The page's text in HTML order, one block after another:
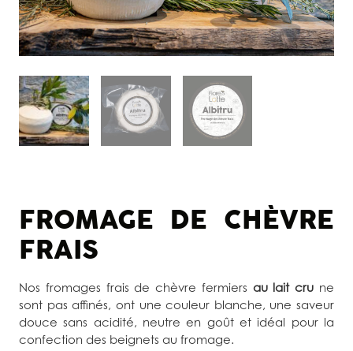
FROMAGE DE CHÈVRE
FRAIS
Nos fromages frais de chèvre fermiers au lait cru ne
sont pas affinés, ont une couleur blanche, une saveur
douce sans acidité, neutre en goût et idéal pour la
confection des beignets au fromage.